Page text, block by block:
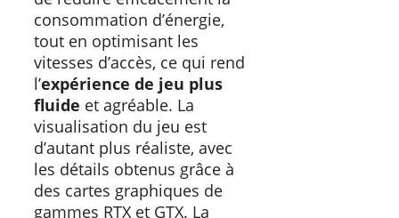
consommation d’énergie,
tout en optimisant les
vitesses d’accès, ce qui rend
l’expérience de jeu plus
fluide et agréable. La
visualisation du jeu est
d’autant plus réaliste, avec
les détails obtenus grâce à
des cartes graphiques de
gammes RTX et GTX. La